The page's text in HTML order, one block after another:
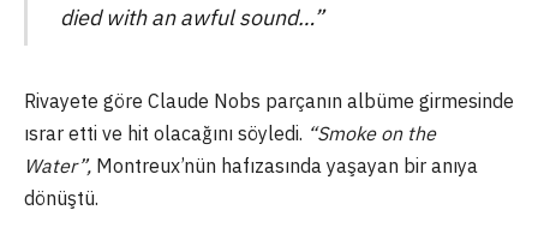
died with an awful sound…”
Rivayete göre Claude Nobs parçanın albüme girmesinde
ısrar etti ve hit olacağını söyledi. “Smoke on the
Water”, Montreux’nün hafızasında yaşayan bir anıya
dönüştü.